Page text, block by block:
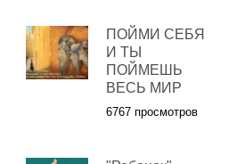
ПОЙМИ СЕБЯ
И ТЫ
ПОЙМЕШЬ
ВЕСЬ МИР
6767 просмотров